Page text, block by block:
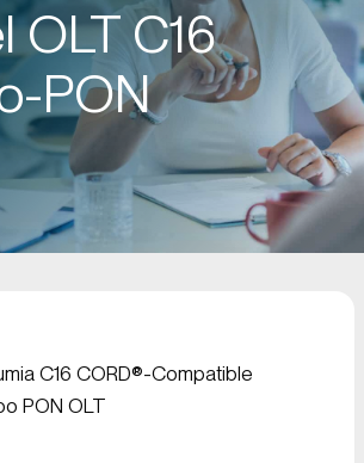
OLT C16
PON
C16 CORD®-Compatible
PON OLT